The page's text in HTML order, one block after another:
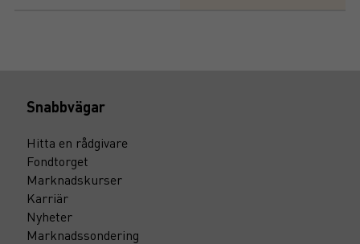
Snabbvägar
Hitta en rådgivare
Fondtorget
Marknadskurser
Karriär
Nyheter
Marknadssondering